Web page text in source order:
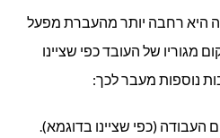
היא רחבה יותר מהעברת מפעל
מגוריו של העובד כפי שציינו
נוספות מעבר לכך:
העבודה (כפי שציינו בדוגמא).